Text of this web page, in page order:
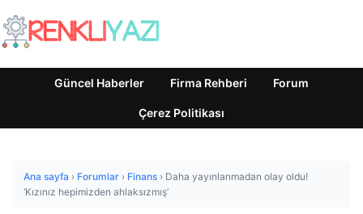
Güncel Haberler Firma Rehberi Forum
Çerez Politikası
Ana sayfa › Forumlar › Finans › Daha yayınlanmadan olay oldu!
‘Kızınız hepimizden ahlaksızmış’